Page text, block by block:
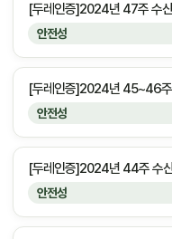
안전성
[두레인증]2024년 47주 수
안전성
[두레인증]2024년 45~46주
안전성
[두레인증]2024년 44주 수